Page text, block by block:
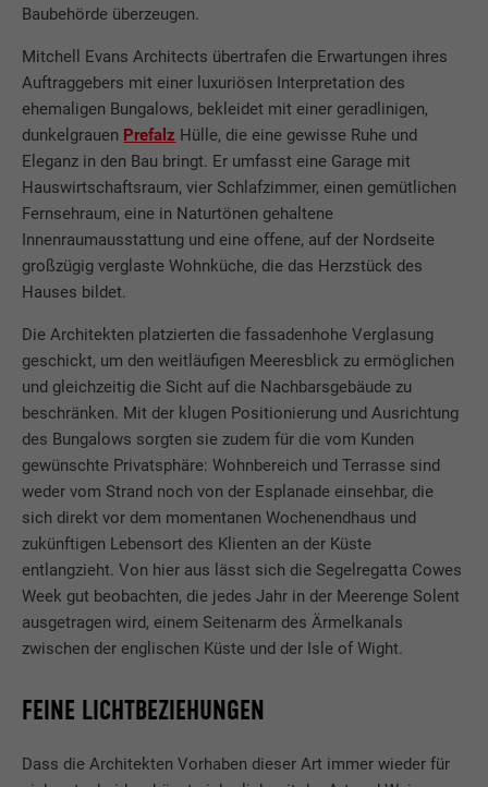
Baubehörde überzeugen.
Mitchell Evans Architects übertrafen die Erwartungen ihres
Auftraggebers mit einer luxuriösen Interpretation des
ehemaligen Bungalows, bekleidet mit einer geradlinigen,
dunkelgrauen Prefalz Hülle, die eine gewisse Ruhe und
Eleganz in den Bau bringt. Er umfasst eine Garage mit
Hauswirtschaftsraum, vier Schlafzimmer, einen gemütlichen
Fernsehraum, eine in Naturtönen gehaltene
Innenraumausstattung und eine offene, auf der Nordseite
großzügig verglaste Wohnküche, die das Herzstück des
Hauses bildet.
Die Architekten platzierten die fassadenhohe Verglasung
geschickt, um den weitläufigen Meeresblick zu ermöglichen
und gleichzeitig die Sicht auf die Nachbarsgebäude zu
beschränken. Mit der klugen Positionierung und Ausrichtung
des Bungalows sorgten sie zudem für die vom Kunden
gewünschte Privatsphäre: Wohnbereich und Terrasse sind
weder vom Strand noch von der Esplanade einsehbar, die
sich direkt vor dem momentanen Wochenendhaus und
zukünftigen Lebensort des Klienten an der Küste
entlangzieht. Von hier aus lässt sich die Segelregatta Cowes
Week gut beobachten, die jedes Jahr in der Meerenge Solent
ausgetragen wird, einem Seitenarm des Ärmelkanals
zwischen der englischen Küste und der Isle of Wight.
FEINE LICHTBEZIEHUNGEN
Dass die Architekten Vorhaben dieser Art immer wieder für